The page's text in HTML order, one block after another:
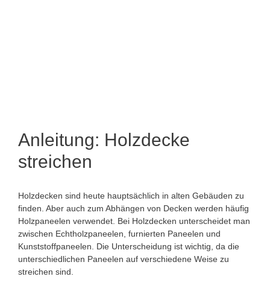
Anleitung: Holzdecke
streichen
Holzdecken sind heute hauptsächlich in alten Gebäuden zu
finden. Aber auch zum Abhängen von Decken werden häufig
Holzpaneelen verwendet. Bei Holzdecken unterscheidet man
zwischen Echtholzpaneelen, furnierten Paneelen und
Kunststoffpaneelen. Die Unterscheidung ist wichtig, da die
unterschiedlichen Paneelen auf verschiedene Weise zu
streichen sind.